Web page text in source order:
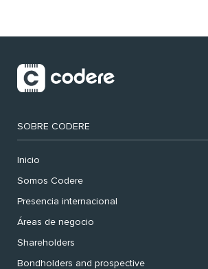
SOBRE CODERE
Inicio
Somos Codere
Presencia internacional
Áreas de negocio
Shareholders
Bondholders and prospective